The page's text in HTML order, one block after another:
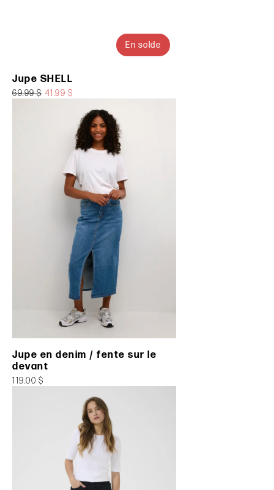
En solde
Jupe SHELL
69.99 $ 41.99 $
Jupe en denim / fente sur le
devant
119.00 $